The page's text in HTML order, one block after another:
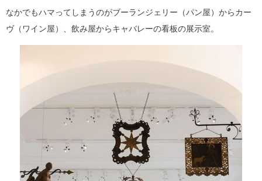
なかでもハマってしまうのがブーランジェリー（パン屋）からカー
ヴ（ワイン屋）、飲み屋からキャバレーの看板の展示室。